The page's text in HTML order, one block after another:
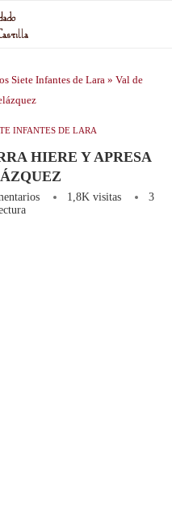
Siete Infantes de Lara » Val de
INFANTES DE LARA
HIERE Y APRESA
1,8K visitas
3